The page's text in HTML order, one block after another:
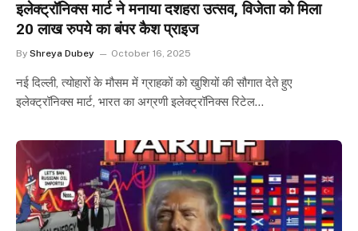
इलेक्ट्रॉनिक्स मार्ट ने मनाया दशहरा उत्सव, विजेता को मिला
20 लाख रुपये का बंपर कैश प्राइज
By Shreya Dubey October 16, 2025
नई दिल्ली, त्योहारों के मौसम में ग्राहकों को खुशियों की सौगात देते हुए
इलेक्ट्रॉनिक्स मार्ट, भारत का अग्रणी इलेक्ट्रॉनिक्स रिटेल…